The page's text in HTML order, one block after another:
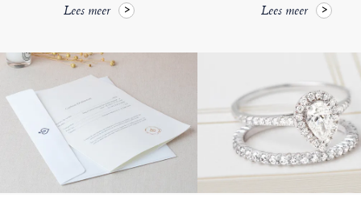
Lees meer Lees meer